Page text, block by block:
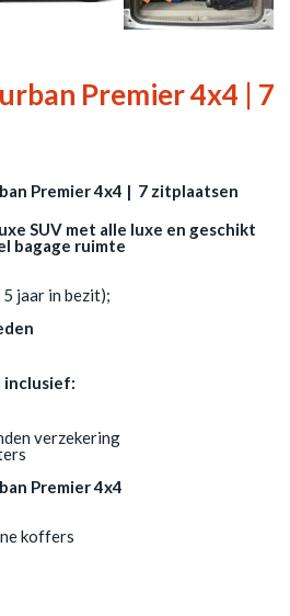
Premier 4x4 | 7
Premier 4x4 | 7 zitplaatsen
SUV met alle luxe en geschikt
bagage ruimte
jaar in bezit);
inclusief:
verzekering
Premier 4x4
koffers